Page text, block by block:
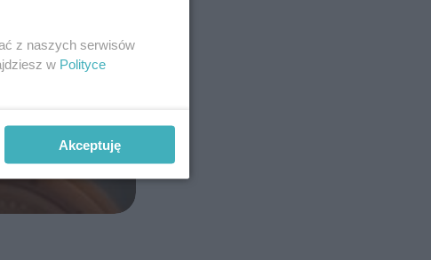
z naszych serwisów
w Polityce
Akceptuję